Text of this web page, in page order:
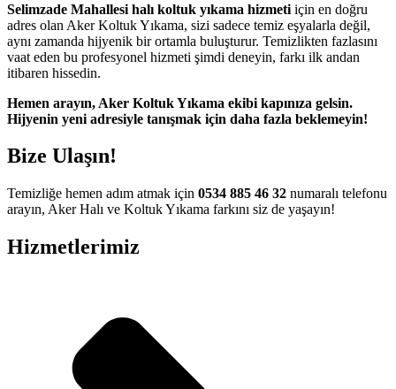
Selimzade Mahallesi halı koltuk yıkama hizmeti için en doğru
adres olan Aker Koltuk Yıkama, sizi sadece temiz eşyalarla değil,
aynı zamanda hijyenik bir ortamla buluşturur. Temizlikten fazlasını
vaat eden bu profesyonel hizmeti şimdi deneyin, farkı ilk andan
itibaren hissedin.
Hemen arayın, Aker Koltuk Yıkama ekibi kapınıza gelsin.
Hijyenin yeni adresiyle tanışmak için daha fazla beklemeyin!
Bize Ulaşın!
Temizliğe hemen adım atmak için 0534 885 46 32 numaralı telefonu
arayın, Aker Halı ve Koltuk Yıkama farkını siz de yaşayın!
Hizmetlerimiz